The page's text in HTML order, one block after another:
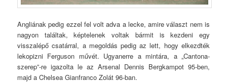
Angliának pedig ezzel fel volt adva a lecke, amire választ nem is
nagyon találtak, képtelenek voltak bármit is kezdeni egy
visszalépő csatárral, a megoldás pedig az lett, hogy elkezdték
lekopizni Ferguson művét. Ugyanerre a mintára, a „Cantona-
szerep”-re igazolta le az Arsenal Dennis Bergkampot 95-ben,
majd a Chelsea Gianfranco Zolát 96-ban.